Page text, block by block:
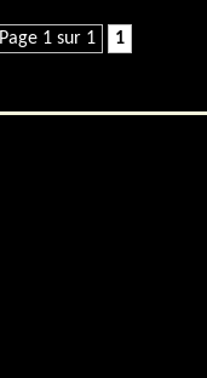
Page 1 sur 1 1